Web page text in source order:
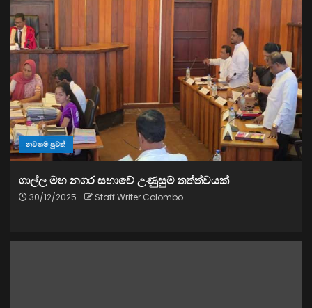
නවතම පුවත්
ගාල්ල මහ නගර සභාවේ උණුසුම් තත්ත්වයක්
30/12/2025 Staff Writer Colombo